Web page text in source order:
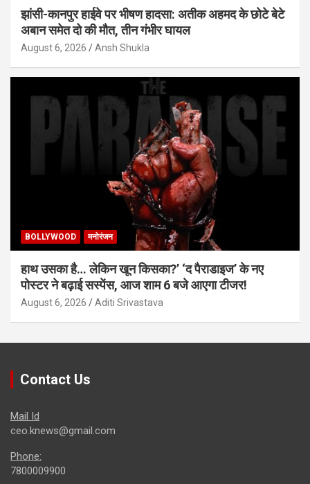
झांसी-कानपुर हाईवे पर भीषण हादसा: अतीक अहमद के छोटे बेटे
अबान समेत दो की मौत, तीन गंभीर घायल
August 6, 2026 Ansh Shukla
BOLLYWOOD मनोरंजन
हाथ उसका है… लेकिन खून किसका?’ ‘द पैराडाइज’ के नए
पोस्टर ने बढ़ाई सस्पेंस, आज शाम 6 बजे आएगा टीजर!
August 6, 2026 Aditi Srivastava
Contact Us
Mail Id
ceo.knews@gmail.com
Phone:
7800009900